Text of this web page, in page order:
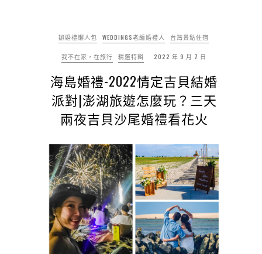
辦婚禮懶人包 WEDDINGS老編婚禮人 台灣景點住宿
我不在家，在旅行 精選特輯 2022 年 9 月 7 日
海島婚禮-2022情定吉貝結婚
派對|澎湖旅遊怎麼玩？三天
兩夜吉貝沙尾婚禮看花火